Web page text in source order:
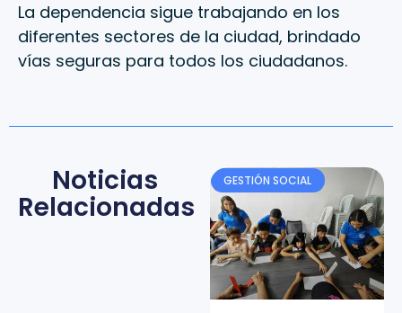
La dependencia sigue trabajando en los
diferentes sectores de la ciudad, brindado
vías seguras para todos los ciudadanos.
Noticias
Relacionadas
GESTIÓN SOCIAL